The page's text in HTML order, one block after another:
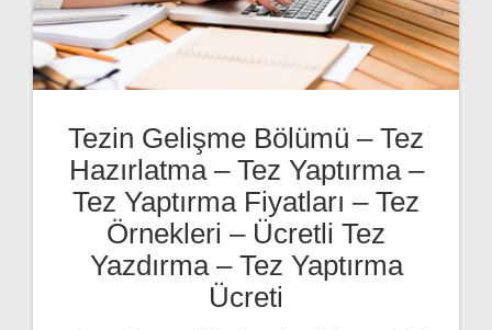
Tezin Gelişme Bölümü – Tez
Hazırlatma – Tez Yaptırma –
Tez Yaptırma Fiyatları – Tez
Örnekleri – Ücretli Tez
Yazdırma – Tez Yaptırma
Ücreti